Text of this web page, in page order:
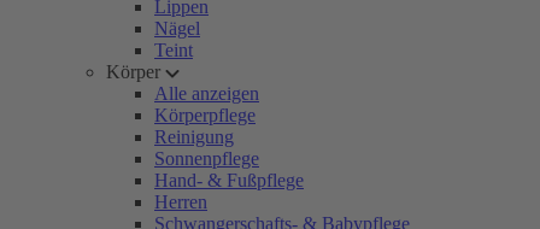
Lippen
Nägel
Teint
Körper
Alle anzeigen
Körperpflege
Reinigung
Sonnenpflege
Hand- & Fußpflege
Herren
Schwangerschafts- & Babypflege